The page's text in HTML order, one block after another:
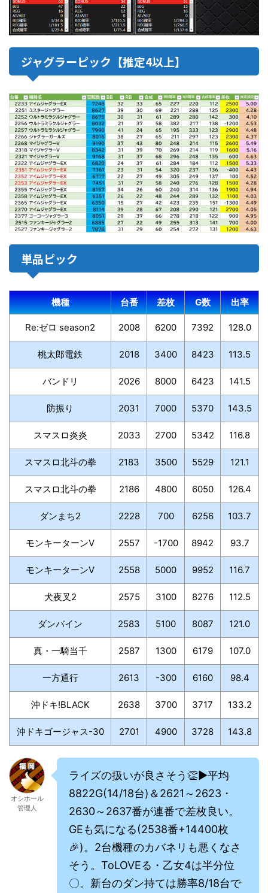
ジャグラーピック【推定4以上】
単品ピック
機種 台番 差枚 G数 出率
Re:ゼロ season2 2008 6200 7392 128.0
桃太郎電鉄 2018 3400 8423 113.5
バンドリ 2026 8000 6423 141.5
防振り 2031 7000 5370 143.5
スマスロ炎炎 2033 2700 5342 116.8
スマスロ北斗の拳 2183 3500 5529 121.1
スマスロ北斗の拳 2186 4800 6050 126.4
ダンまち2 2228 700 6256 103.7
モンキーターンV 2557 -1700 8942 93.7
モンキーターンV 2558 5000 9952 116.7
犬夜叉2 2575 3100 8276 112.5
ダンバイン 2583 5100 8087 121.0
真・一騎当千 2587 1300 6179 107.0
一方通行 2613 -300 6160 98.4
沖ドキ!BLACK 2638 3700 3717 133.2
沖ドキゴージャス-30 2701 4900 3728 143.8
オシホール
管理人
ライズの扱いが良さそう👏▶平均
8822G(14/18台)＆2621～2623・
2630～2637番が連番で差枚良い。
GEも気になる(2538番+14400枚
🎉)。2台機種のカバネリも悪くなさ
そう。ToLOVEる・乙女4は半分位
〇。新台のダン持ては勝率8/18台で